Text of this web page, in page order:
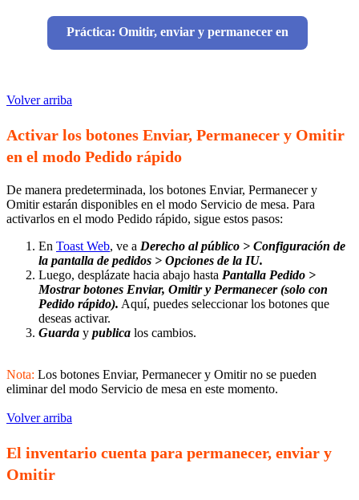
Práctica: Omitir, enviar y permanecer en
Volver arriba
Activar los botones Enviar, Permanecer y Omitir
en el modo Pedido rápido
De manera predeterminada, los botones Enviar, Permanecer y
Omitir estarán disponibles en el modo Servicio de mesa. Para
activarlos en el modo Pedido rápido, sigue estos pasos:
En Toast Web, ve a Derecho al público > Configuración de
la pantalla de pedidos > Opciones de la IU.
Luego, desplázate hacia abajo hasta Pantalla Pedido >
Mostrar botones Enviar, Omitir y Permanecer (solo con
Pedido rápido). Aquí, puedes seleccionar los botones que
deseas activar.
Guarda y publica los cambios.
Nota: Los botones Enviar, Permanecer y Omitir no se pueden
eliminar del modo Servicio de mesa en este momento.
Volver arriba
El inventario cuenta para permanecer, enviar y
Omitir